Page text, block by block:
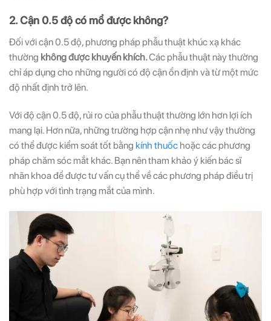
2. Cận 0.5 độ có mổ được không?
Đối với cận 0.5 độ, phương pháp phẫu thuật khúc xạ khác
thường không được khuyến khích.Các phẫu thuật này thường
chỉ áp dụng cho những người có độ cận ổn định và từ một mức
độ nhất định trở lên.
Với độ cận 0.5 độ, rủi ro của phẫu thuật thường lớn hơn lợi ích
mang lại. Hơn nữa, những trường hợp cận nhẹ như vậy thường
có thể được kiểm soát tốt bằng kính thuốc hoặc các phương
pháp chăm sóc mắt khác. Bạn nên tham khảo ý kiến bác sĩ
nhãn khoa để được tư vấn cụ thể về các phương pháp điều trị
phù hợp với tình trạng mắt của mình.